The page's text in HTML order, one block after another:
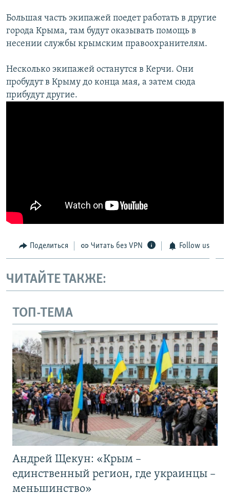
Большая часть экипажей поедет работать в другие
города Крыма, там будут оказывать помощь в
несении службы крымским правоохранителям.
Несколько экипажей останутся в Керчи. Они
пробудут в Крыму до конца мая, а затем сюда
прибудут другие.
Поделиться Читать без VPN Follow us
ЧИТАЙТЕ ТАКЖЕ:
ТОП-ТЕМА
Андрей Щекун: «Крым –
единственный регион, где украинцы –
меньшинство»